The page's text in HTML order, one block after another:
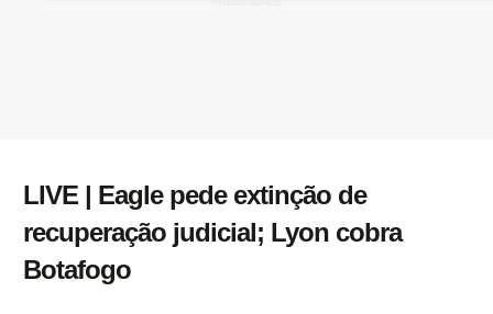
LIVE | Eagle pede extinção de
recuperação judicial; Lyon cobra
Botafogo